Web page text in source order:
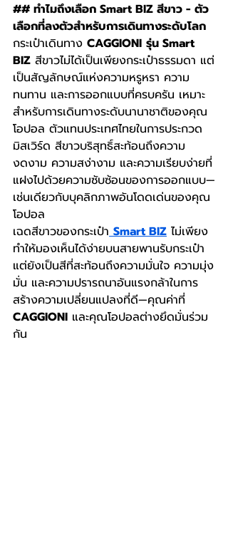
## ทำไมถึงเลือก Smart BIZ สีขาว - ตัว
เลือกที่ลงตัวสำหรับการเดินทางระดับโลก
กระเป๋าเดินทาง CAGGIONI รุ่น Smart
BIZ สีขาวไม่ได้เป็นเพียงกระเป๋าธรรมดา แต่
เป็นสัญลักษณ์แห่งความหรูหรา ความ
ทนทาน และการออกแบบที่ครบครัน เหมาะ
สำหรับการเดินทางระดับนานาชาติของคุณ
โอปอล ตัวแทนประเทศไทยในการประกวด
มิสเวิร์ด สีขาวบริสุทธิ์สะท้อนถึงความ
งดงาม ความสง่างาม และความเรียบง่ายที่
แฝงไปด้วยความซับซ้อนของการออกแบบ—
เช่นเดียวกับบุคลิกภาพอันโดดเด่นของคุณ
โอปอล
เฉดสีขาวของกระเป๋า Smart BIZ ไม่เพียง
ทำให้มองเห็นได้ง่ายบนสายพานรับกระเป๋า
แต่ยังเป็นสีที่สะท้อนถึงความมั่นใจ ความมุ่ง
มั่น และความปรารถนาอันแรงกล้าในการ
สร้างความเปลี่ยนแปลงที่ดี—คุณค่าที่
CAGGIONI และคุณโอปอลต่างยึดมั่นร่วม
กัน